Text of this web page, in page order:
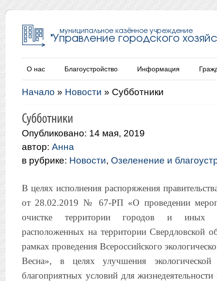
О нас Благоустройство Информация
Начало » Новости » Субботники
Опубликовано: 14 мая, 2019
автор: Анна
в рубрике: Новости, Озеленение и
В целях исполнения распоряжения
от 28.02.2019 № 67-РП «О проведении
очистке территории городов и иных
расположенных на территории Свердловской
рамках проведения Всероссийского
Весна», в целях улучшения экологической
благоприятных условий для жизнедеятельности